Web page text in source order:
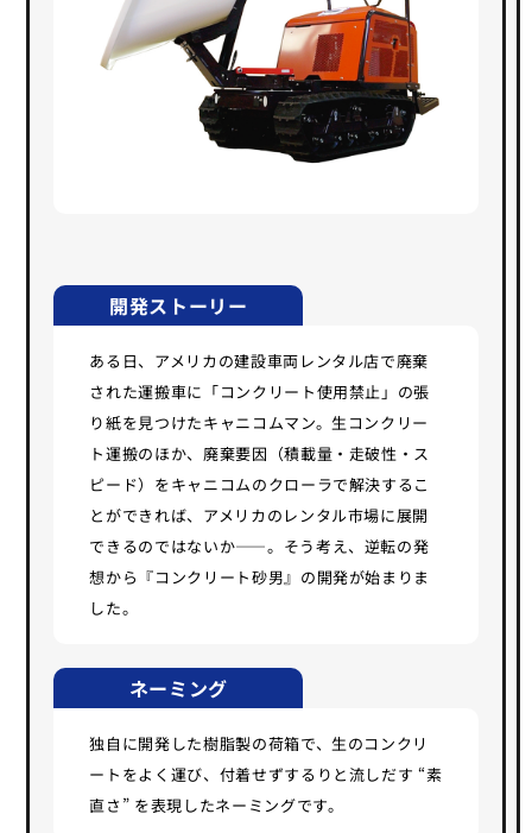
開発ストーリー
ある日、アメリカの建設車両レンタル店で廃棄
された運搬車に「コンクリート使用禁止」の張
り紙を見つけたキャニコムマン。生コンクリー
ト運搬のほか、廃棄要因（積載量・走破性・ス
ピード）をキャニコムのクローラで解決するこ
とができれば、アメリカのレンタル市場に展開
できるのではないか――。そう考え、逆転の発
想から『コンクリート砂男』の開発が始まりま
した。
ネーミング
独自に開発した樹脂製の荷箱で、生のコンクリ
ートをよく運び、付着せずするりと流しだす “素
直さ” を表現したネーミングです。